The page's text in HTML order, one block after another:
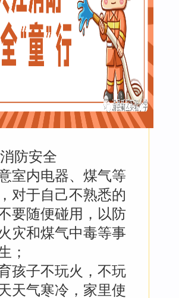
防安全
室内电器、煤气等
对于自己不熟悉的
要随便碰用，以防
灾和煤气中毒等事
；
孩子不玩火，不玩
天气寒冷，家里使